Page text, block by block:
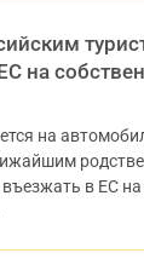
на
на
в ЕС